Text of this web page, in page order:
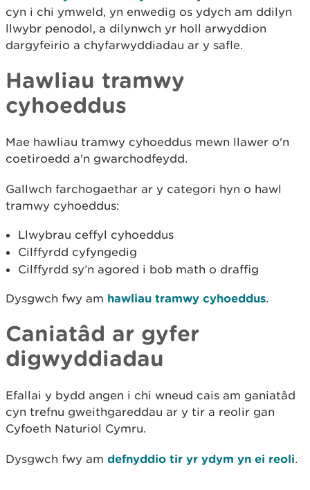
cyn i chi ymweld, yn enwedig os ydych am ddilyn
llwybr penodol, a dilynwch yr holl arwyddion
dargyfeirio a chyfarwyddiadau ar y safle.
Hawliau tramwy
cyhoeddus
Mae hawliau tramwy cyhoeddus mewn llawer o'n
coetiroedd a'n gwarchodfeydd.
Gallwch farchogaethar ar y categori hyn o hawl
tramwy cyhoeddus:
Llwybrau ceffyl cyhoeddus
Cilffyrdd cyfyngedig
Cilffyrdd sy’n agored i bob math o draffig
Dysgwch fwy am hawliau tramwy cyhoeddus.
Caniatâd ar gyfer
digwyddiadau
Efallai y bydd angen i chi wneud cais am ganiatâd
cyn trefnu gweithgareddau ar y tir a reolir gan
Cyfoeth Naturiol Cymru.
Dysgwch fwy am defnyddio tir yr ydym yn ei reoli.